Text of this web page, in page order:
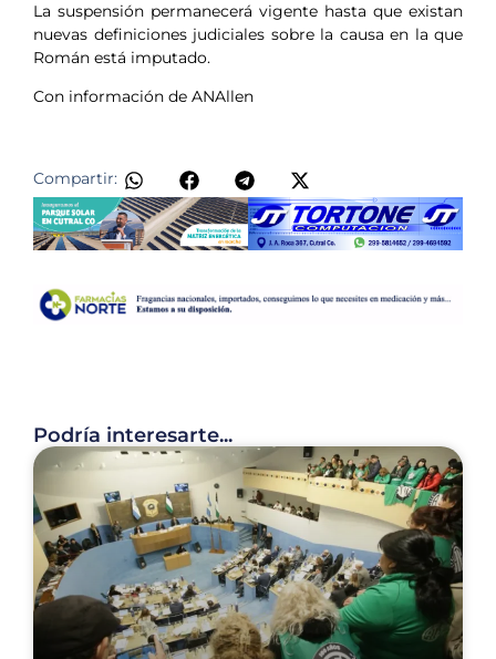
La suspensión permanecerá vigente hasta que existan
nuevas definiciones judiciales sobre la causa en la que
Román está imputado.
Con información de ANAllen
Compartir:
Podría interesarte...